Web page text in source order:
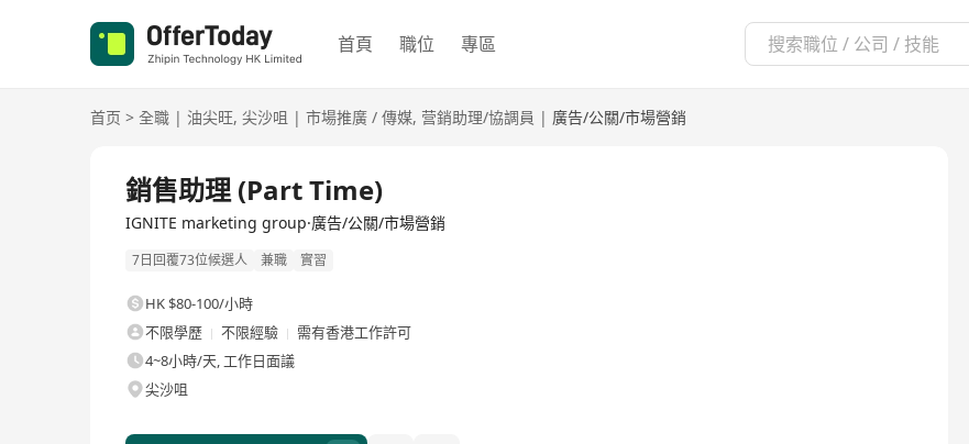
首頁 職位 專區
首页 > 全職 | 油尖旺, 尖沙咀 | 市場推廣 / 傳媒, 营銷助理/協調員 | 廣告/公關/市場營銷
銷售助理 (Part Time)
IGNITE marketing group·廣告/公關/市場營銷
7日回覆73位候選人 兼職 實習
HK $80-100/小時
不限學歷
不限經驗
需有香港工作許可
4~8小時/天, 工作日面議
尖沙咀